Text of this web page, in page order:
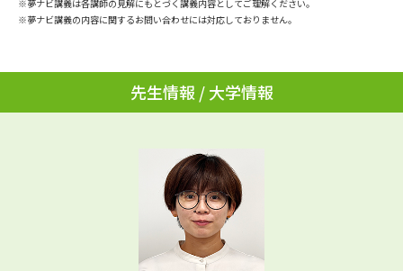
Ｑ＆Ａ よくあるご質問 大学進学IDについて
受付内容・発送状況の確認
テレメール
テレメール進学カタログ
訂正のご案内
※夢ナビ講義は各講師の見解にもとづく講義内容としてご理解ください。
※夢ナビ講義の内容に関するお問い合わせには対応しておりません。
先生情報 / 大学情報